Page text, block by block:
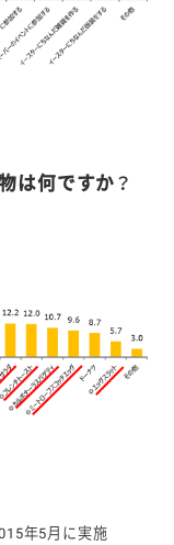
は何ですか？
年5月に実施